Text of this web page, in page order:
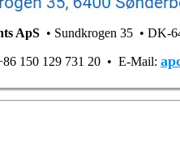
ApS • Sundkrogen 35 • DK-
150 129 731 20 • E-Mail: